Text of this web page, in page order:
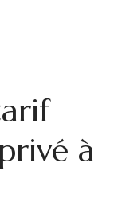
à